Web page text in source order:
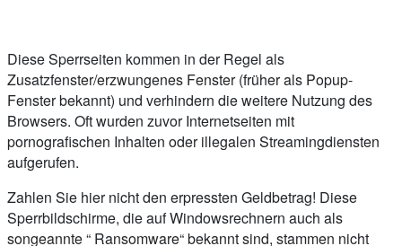
Diese Sperrseiten kommen in der Regel als
Zusatzfenster/erzwungenes Fenster (früher als Popup-
Fenster bekannt) und verhindern die weitere Nutzung des
Browsers. Oft wurden zuvor Internetseiten mit
pornografischen Inhalten oder illegalen Streamingdiensten
aufgerufen.
Zahlen Sie hier nicht den erpressten Geldbetrag! Diese
Sperrbildschirme, die auf Windowsrechnern auch als
songeannte “ Ransomware“ bekannt sind, stammen nicht